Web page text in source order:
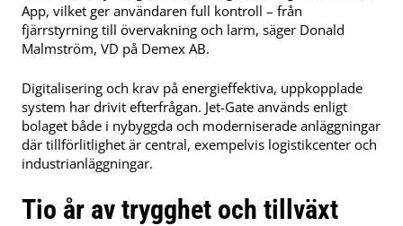
App, vilket ger användaren full kontroll – från
fjärrstyrning till övervakning och larm, säger Donald
Malmström, VD på Demex AB.
Digitalisering och krav på energieffektiva, uppkopplade
system har drivit efterfrågan. Jet-Gate används enligt
bolaget både i nybyggda och moderniserade anläggningar
där tillförlitlighet är central, exempelvis logistikcenter och
industrianläggningar.
Tio år av trygghet och tillväxt